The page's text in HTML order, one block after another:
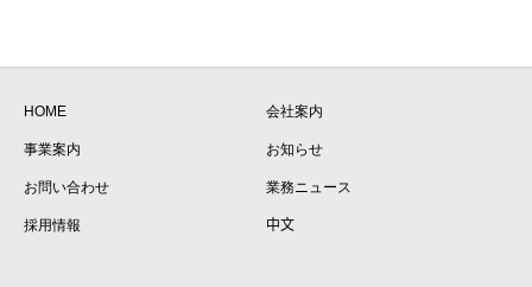
HOME 会社案内
事業案内 お知らせ
お問い合わせ 業務ニュース
採用情報 中文